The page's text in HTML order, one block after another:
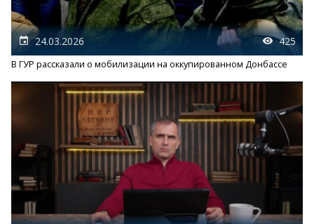
24.03.2026 425
В ГУР рассказали о мобилизации на оккупированном Донбассе